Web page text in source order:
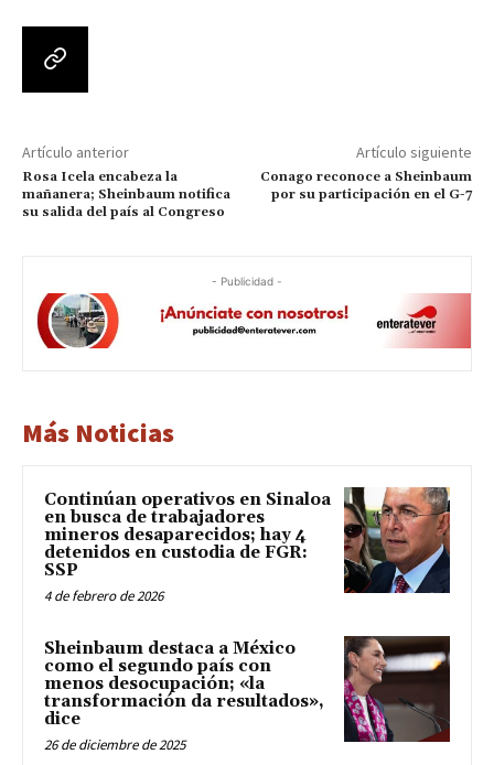
Artículo anterior
Rosa Icela encabeza la
mañanera; Sheinbaum notifica
su salida del país al Congreso
Artículo siguiente
Conago reconoce a Sheinbaum
por su participación en el G-7
- Publicidad -
Más Noticias
Continúan operativos en Sinaloa
en busca de trabajadores
mineros desaparecidos; hay 4
detenidos en custodia de FGR:
SSP
4 de febrero de 2026
Sheinbaum destaca a México
como el segundo país con
menos desocupación; «la
transformación da resultados»,
dice
26 de diciembre de 2025